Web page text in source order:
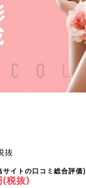
抜
サイトの口コミ総合評価)
税抜)